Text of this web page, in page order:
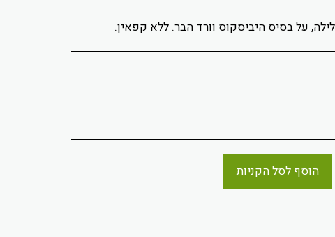
על בסיס היביסקוס וורד הבר. ללא קפאין.
הוסף לסל הקניות